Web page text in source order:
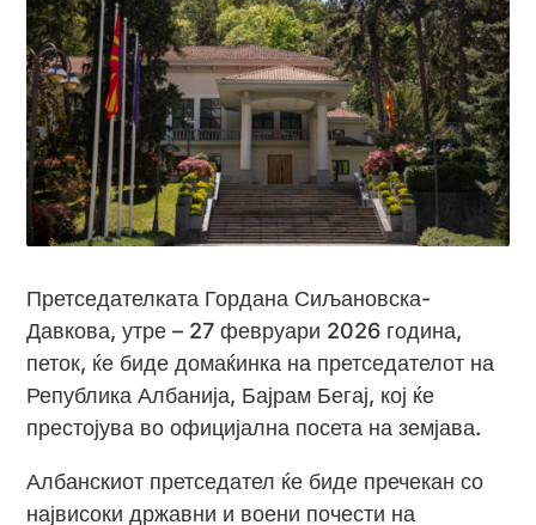
Претседателката Гордана Сиљановска-
Давкова, утре – 27 февруари 2026 година,
петок, ќе биде домаќинка на претседателот на
Република Албанија, Бајрам Бегај, кој ќе
престојува во официјална посета на земјава.
Албанскиот претседател ќе биде пречекан со
највисоки државни и воени почести на